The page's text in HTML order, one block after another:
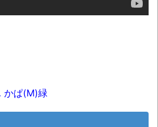
悩み教えてくれ
10周年！ノクティスフィギ
記念くじが登場です
かぱ(M)緑